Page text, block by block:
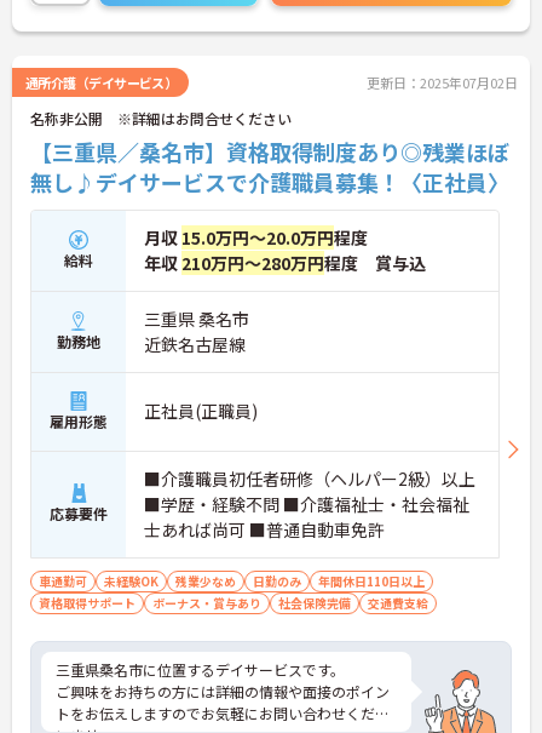
通所介護（デイサービス） 更新日：2025年07月02日
名称非公開 ※詳細はお問合せください
【三重県／桑名市】資格取得制度あり◎残業ほぼ
無し♪デイサービスで介護職員募集！〈正社員〉
給料
月収 15.0万円～20.0万円程度
年収 210万円～280万円程度 賞与込
勤務地
三重県 桑名市
近鉄名古屋線
雇用形態 正社員(正職員)
応募要件
■介護職員初任者研修（ヘルパー2級）以上
■学歴・経験不問 ■介護福祉士・社会福祉
士あれば尚可 ■普通自動車免許
車通勤可 未経験OK 残業少なめ 日勤のみ
年間休日110日以上
資格取得サポート
ボーナス・賞与あり 社会保険完備 交通費支給
三重県桑名市に位置するデイサービスです。
ご興味をお持ちの方には詳細の情報や面接のポイン
トをお伝えしますのでお気軽にお問い合わせくださ